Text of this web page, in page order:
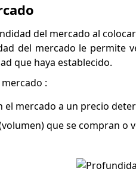
del mercado al
del mercado le permite
que haya establecido.
:
el mercado a un precio
que se compran o